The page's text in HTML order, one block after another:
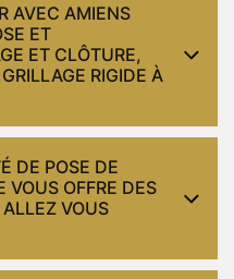
AVEC AMIENS
ET
ET CLÔTURE,
RIGIDE À
DE POSE DE
VOUS OFFRE DES
VOUS